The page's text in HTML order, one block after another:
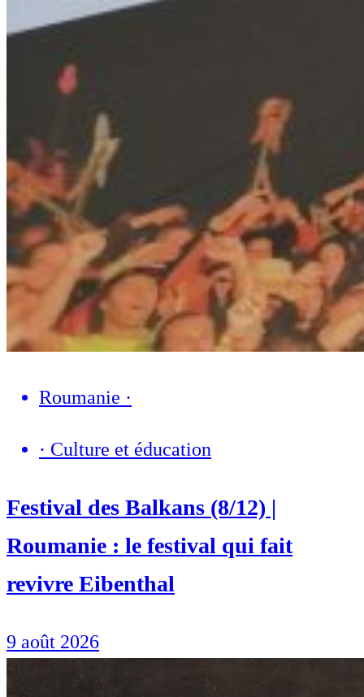
Roumanie ·
· Culture et éducation
Festival des Balkans (8/12) |
Roumanie : le festival qui fait
revivre Eibenthal
9 août 2026